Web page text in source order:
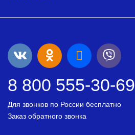
8 800 555-30-69
Для звонков по России бесплатно
Заказ обратного звонка